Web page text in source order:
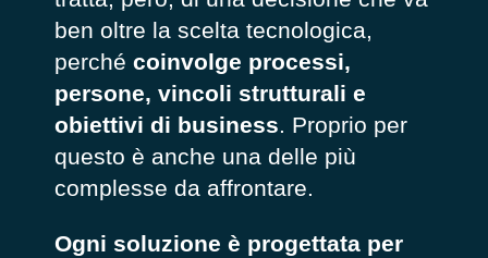
ben oltre la scelta tecnologica,
perché coinvolge processi,
persone, vincoli strutturali e
obiettivi di business. Proprio per
questo è anche una delle più
complesse da affrontare.
Ogni soluzione è progettata per